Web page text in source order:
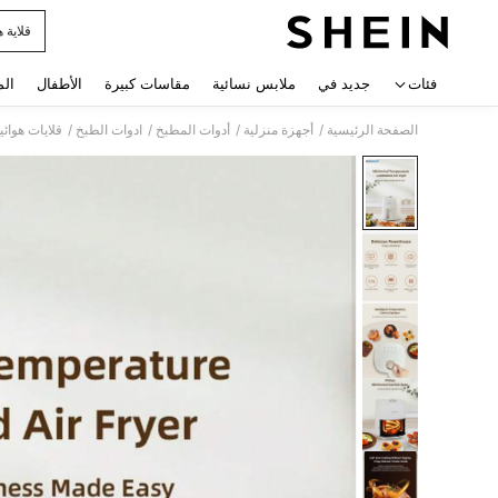
قلاية
فئات جديد في ملابس نسائية مقاسات كبيرة الأطفال
الصفحة الرئيسية / أجهزة منزلية / أدوات المطبخ / ادوات الطبخ / قلايات